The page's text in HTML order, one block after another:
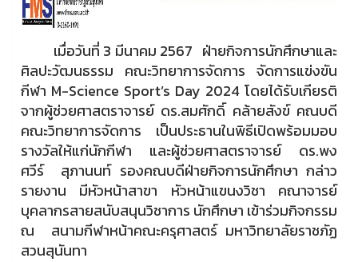
เมื่อวันที่ 3 มีนาคม 2567 ฝ่ายกิจการนักศึกษาและ
ศิลปะวัฒนธรรม คณะวิทยาการจัดการ จัดการแข่งขัน
กีฬา M-Science Sport’s Day 2024 โดยได้รับเกียรติ
จากผู้ช่วยศาสตราจารย์ ดร.สมศักดิ์ คล้ายสังข์ คณบดี
คณะวิทยาการจัดการ เป็นประธานในพิธีเปิดพร้อมมอบ
รางวัลให้แก่นักกีฬา และผู้ช่วยศาสตราจารย์ ดร.พง
ศวีร์ สุภานนท์ รองคณบดีฝ่ายกิจการนักศึกษา กล่าว
รายงาน มีหัวหน้าสาขา หัวหน้าแขนงวิชา คณาจารย์
บุคลากรสายสนับสนุนวิชาการ นักศึกษา เข้าร่วมกิจกรรม
ณ สนามกีฬาหน้าคณะครุศาสตร์ มหาวิทยาลัยราชภัฏ
สวนสุนันทา